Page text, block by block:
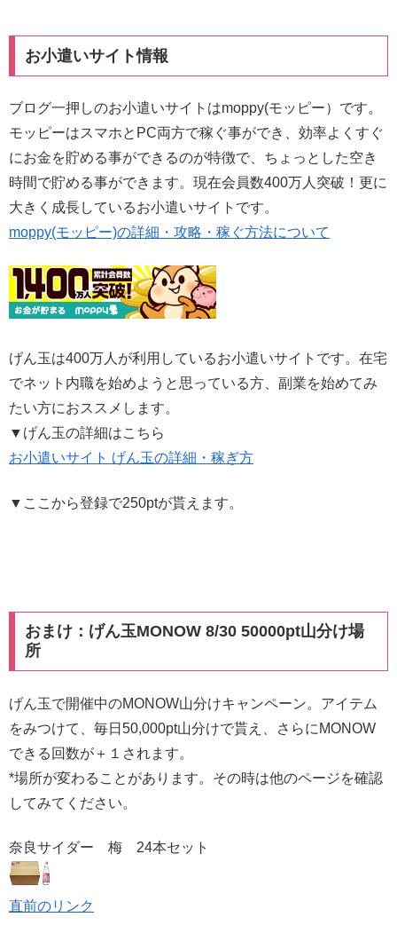
お小遣いサイト情報
ブログ一押しのお小遣いサイトはmoppy(モッピー）です。
モッピーはスマホとPC両方で稼ぐ事ができ、効率よくすぐ
にお金を貯める事ができるのが特徴で、ちょっとした空き
時間で貯める事ができます。現在会員数400万人突破！更に
大きく成長しているお小遣いサイトです。
moppy(モッピー)の詳細・攻略・稼ぐ方法について
げん玉は400万人が利用しているお小遣いサイトです。在宅
でネット内職を始めようと思っている方、副業を始めてみ
たい方におススメします。
▼げん玉の詳細はこちら
お小遣いサイト げん玉の詳細・稼ぎ方
▼ここから登録で250ptが貰えます。
おまけ：げん玉MONOW 8/30 50000pt山分け場
所
げん玉で開催中のMONOW山分けキャンペーン。アイテム
をみつけて、毎日50,000pt山分けで貰え、さらにMONOW
できる回数が＋１されます。
*場所が変わることがあります。その時は他のページを確認
してみてください。
奈良サイダー 梅 24本セット
直前のリンク